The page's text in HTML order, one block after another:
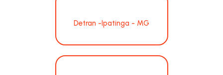
Detran -Ipatinga - MG